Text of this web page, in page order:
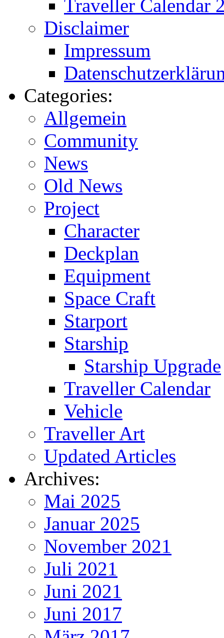
Traveller Calendar
Disclaimer
Impressum
Categories:
Allgemein
Community
News
Old News
Project
Character
Deckplan
Equipment
Space Craft
Starport
Starship
Starship Upgrade
Traveller Calendar
Vehicle
Traveller Art
Updated Articles
Archives:
Mai 2025
Januar 2025
November 2021
Juli 2021
Juni 2021
Juni 2017